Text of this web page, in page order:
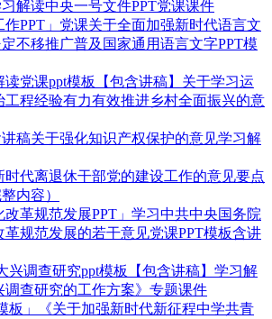
解读中央一号文件PPT党课课件
作PPT」党课关于全面加强新时代语言文
不移推广普及国家通用语言文字PPT模
党课ppt模板【包含讲稿】关于学习运
工程经验有力有效推进乡村全面振兴的意
稿关于强化知识产权保护的意见学习解
时代离退休干部党的建设工作的意见要点
内容）
改革规范发展PPT」学习中共中央国务院
规范发展的若干意见党课PPT模板含讲
兴调查研究ppt模板【包含讲稿】学习解
调查研究的工作方案》专题课件
板」《关于加强新时代新征程中学共青